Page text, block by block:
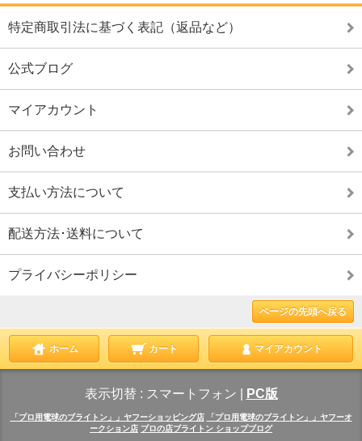
特定商取引法に基づく表記（返品など）
公式ブログ
マイアカウント
お問い合わせ
支払い方法について
配送方法･送料について
プライバシーポリシー
ページの先頭へ戻る
ホーム カート マイアカウント
表示切替 : スマートフォン PC版
「プロ用電球のブライトン」」ヤフーショッピング店
「プロ用電球のブライトン」」ヤフーオ
ークション店 プロの店ブライトン ショップブログ